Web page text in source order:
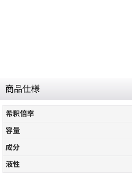
商品仕様
希釈倍率
容量
成分
液性